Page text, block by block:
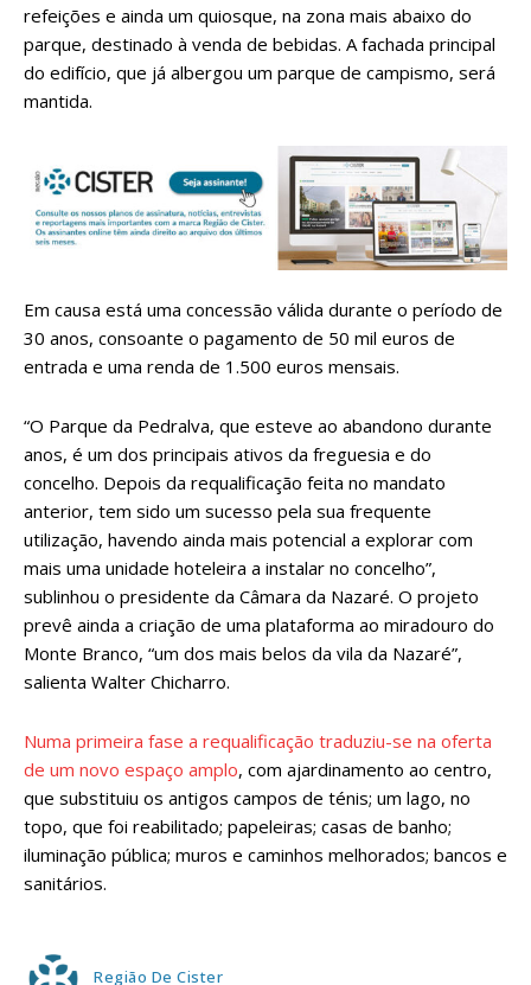
refeições e ainda um quiosque, na zona mais abaixo do
parque, destinado à venda de bebidas. A fachada principal
do edifício, que já albergou um parque de campismo, será
mantida.
Em causa está uma concessão válida durante o período de
30 anos, consoante o pagamento de 50 mil euros de
entrada e uma renda de 1.500 euros mensais.
“O Parque da Pedralva, que esteve ao abandono durante
anos, é um dos principais ativos da freguesia e do
concelho. Depois da requalificação feita no mandato
anterior, tem sido um sucesso pela sua frequente
utilização, havendo ainda mais potencial a explorar com
mais uma unidade hoteleira a instalar no concelho”,
sublinhou o presidente da Câmara da Nazaré. O projeto
prevê ainda a criação de uma plataforma ao miradouro do
Monte Branco, “um dos mais belos da vila da Nazaré”,
salienta Walter Chicharro.
Numa primeira fase a requalificação traduziu-se na oferta
de um novo espaço amplo, com ajardinamento ao centro,
que substituiu os antigos campos de ténis; um lago, no
topo, que foi reabilitado; papeleiras; casas de banho;
iluminação pública; muros e caminhos melhorados; bancos e
sanitários.
Região De Cister